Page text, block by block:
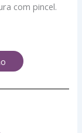
com pincel.